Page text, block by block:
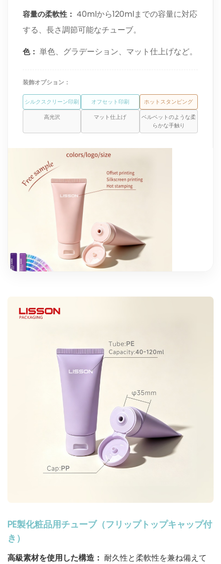
容量の柔軟性： 40mlから120mlまでの容量に対応
する、長さ調節可能なチューブ。
色： 単色、グラデーション、マット仕上げなど。
装飾オプション：
シルクスクリーン印刷 オフセット印刷
ホットスタンピング
高光沢
マット仕上げ
ベルベットのような柔
らかな手触り
PE製化粧品用チューブ（フリップトップキャップ付
き）
高級素材を使用した構造： 耐久性と柔軟性を兼ね備えて